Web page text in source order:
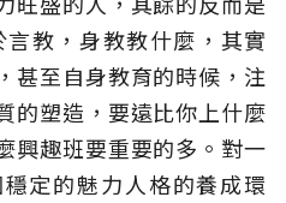
教，身教教什麼，其實
甚至自身教育的時候，注
的塑造，要遠比你上什麼
興趣班要重要的多。對一
定的魅力人格的養成環